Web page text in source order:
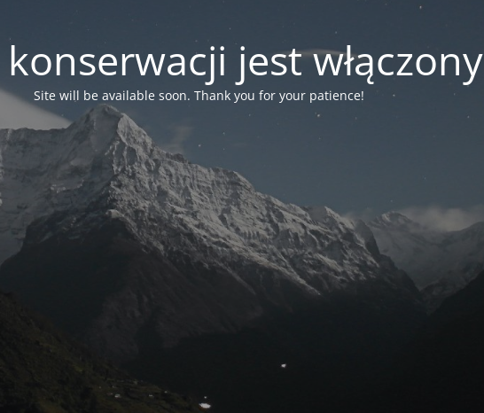
jest włączony
Site will be available soon. Thank you for your patience!